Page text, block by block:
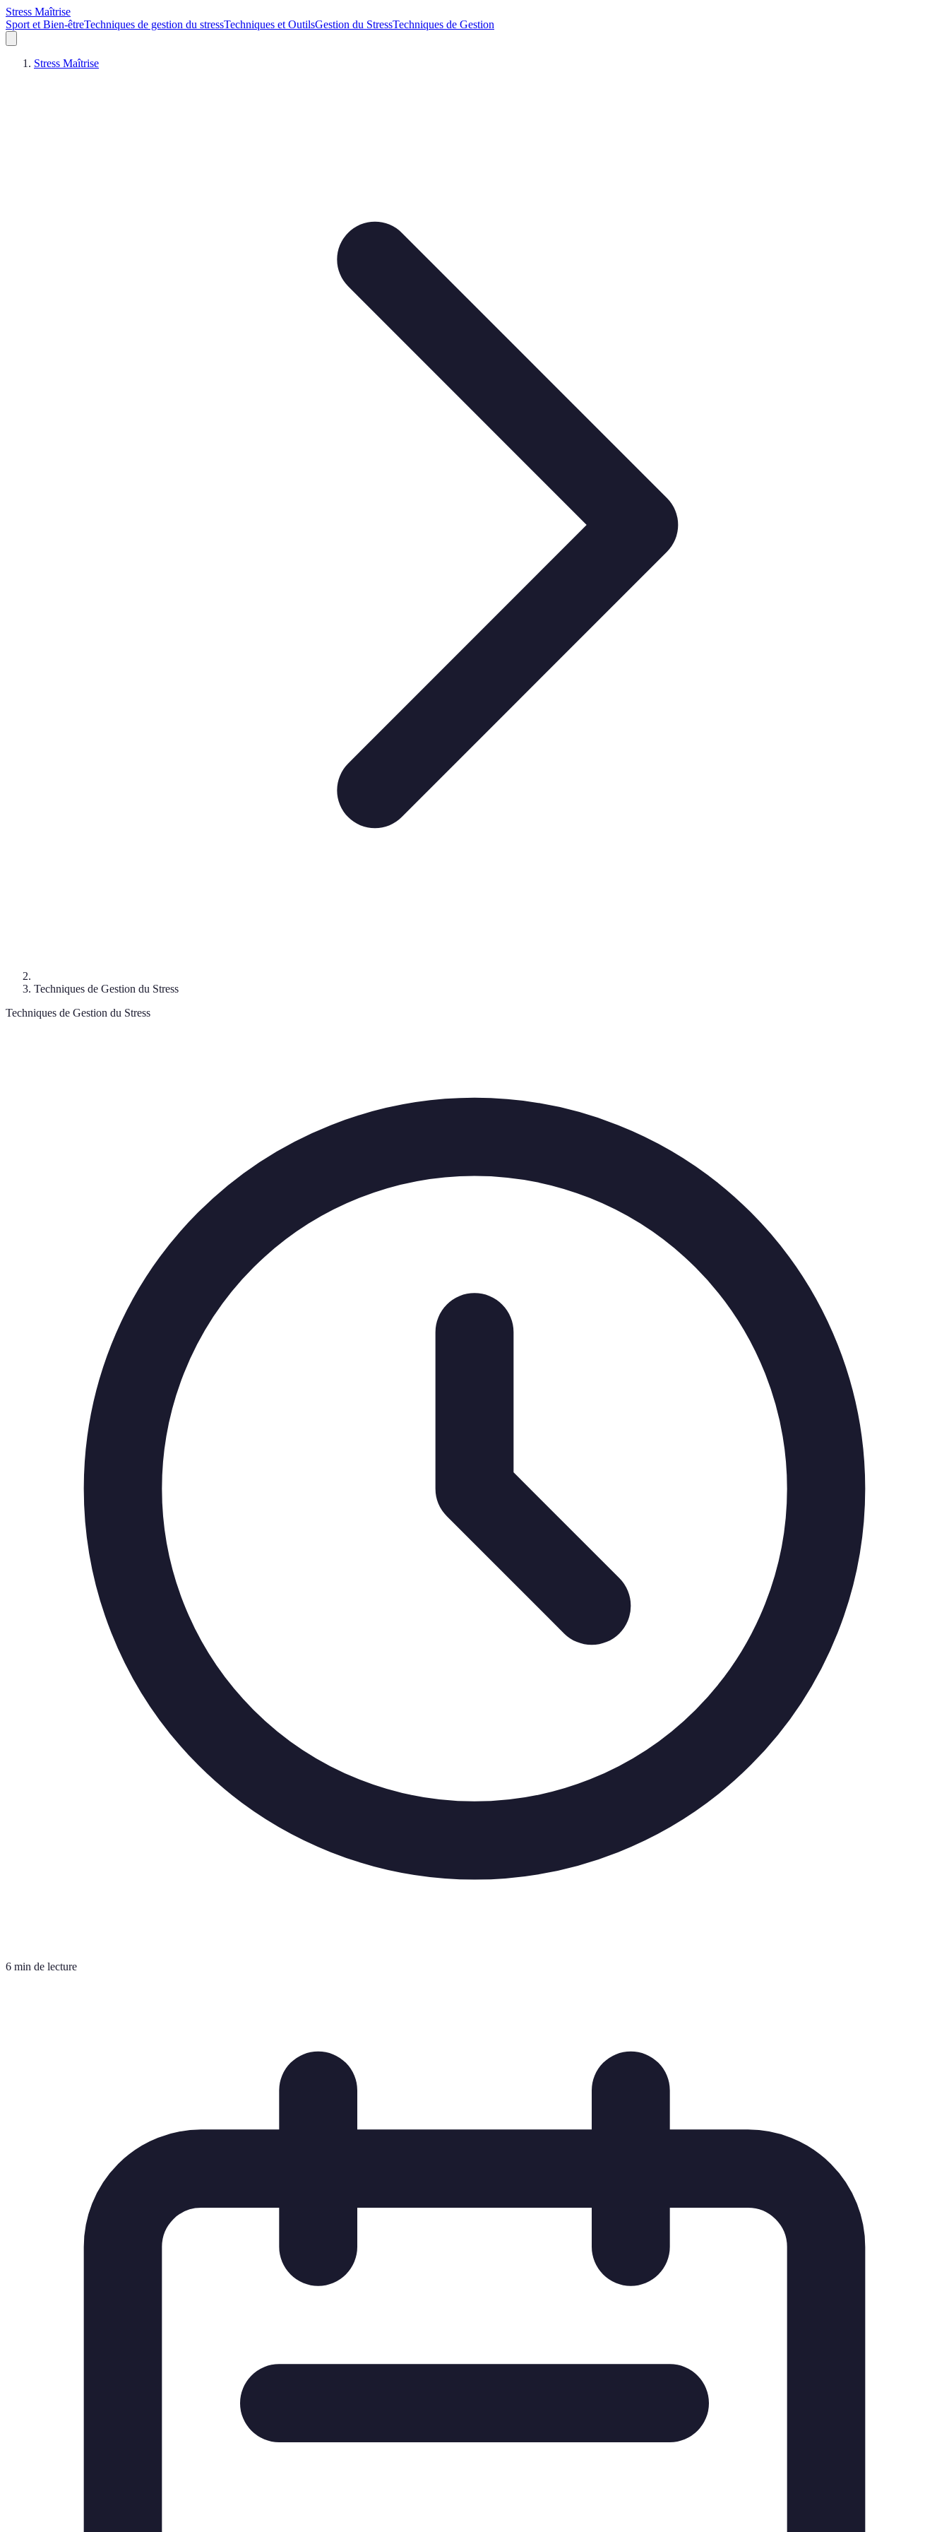
Stress Maîtrise
Sport et Bien-êtreTechniques de gestion du stressTechniques et OutilsGestion du StressTechniques de Gestion
Stress Maîtrise
Techniques de Gestion du Stress
Techniques de Gestion du Stress
6 min de lecture